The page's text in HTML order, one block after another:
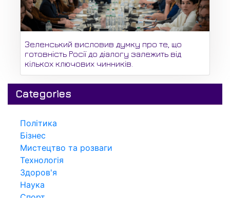
Зеленський висловив думку про те, що
готовність Росії до діалогу залежить від
кількох ключових чинників.
Categories
Політика
Бізнес
Мистецтво та розваги
Технологія
Здоров'я
Наука